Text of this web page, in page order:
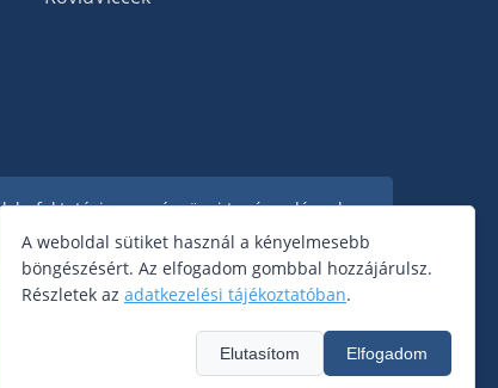
vagy pénzügyi tanácsadásnak.
A weboldal sütiket használ a kényelmesebb
böngészésért. Az elfogadom gombbal hozzájárulsz.
Részletek az adatkezelési tájékoztatóban.
Elutasítom Elfogadom